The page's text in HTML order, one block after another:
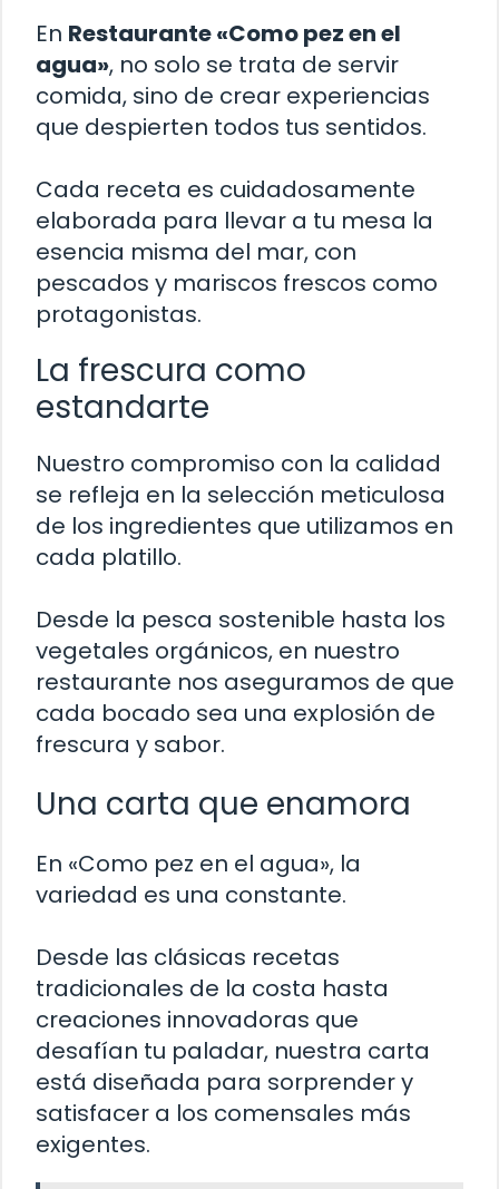
En Restaurante «Como pez en el
agua», no solo se trata de servir
comida, sino de crear experiencias
que despierten todos tus sentidos.
Cada receta es cuidadosamente
elaborada para llevar a tu mesa la
esencia misma del mar, con
pescados y mariscos frescos como
protagonistas.
La frescura como
estandarte
Nuestro compromiso con la calidad
se refleja en la selección meticulosa
de los ingredientes que utilizamos en
cada platillo.
Desde la pesca sostenible hasta los
vegetales orgánicos, en nuestro
restaurante nos aseguramos de que
cada bocado sea una explosión de
frescura y sabor.
Una carta que enamora
En «Como pez en el agua», la
variedad es una constante.
Desde las clásicas recetas
tradicionales de la costa hasta
creaciones innovadoras que
desafían tu paladar, nuestra carta
está diseñada para sorprender y
satisfacer a los comensales más
exigentes.